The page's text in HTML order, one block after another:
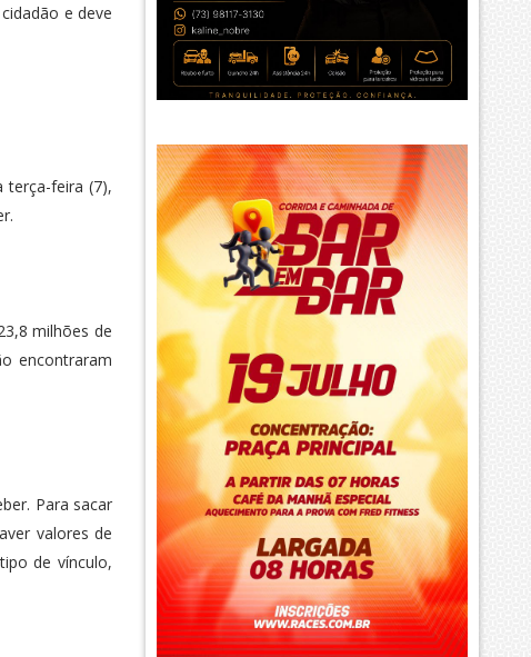
e deve
terça-feira (7),
milhões de
encontraram
Para sacar
valores de
de vínculo,